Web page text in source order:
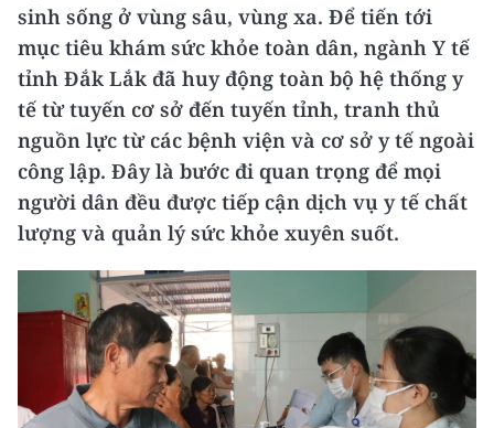
sinh sống ở vùng sâu, vùng xa. Để tiến tới
mục tiêu khám sức khỏe toàn dân, ngành Y tế
tỉnh Đắk Lắk đã huy động toàn bộ hệ thống y
tế từ tuyến cơ sở đến tuyến tỉnh, tranh thủ
nguồn lực từ các bệnh viện và cơ sở y tế ngoài
công lập. Đây là bước đi quan trọng để mọi
người dân đều được tiếp cận dịch vụ y tế chất
lượng và quản lý sức khỏe xuyên suốt.